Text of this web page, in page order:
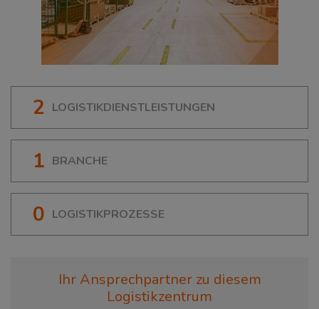
2 LOGISTIKDIENSTLEISTUNGEN
1 BRANCHE
0 LOGISTIKPROZESSE
Ihr Ansprechpartner zu diesem
Logistikzentrum